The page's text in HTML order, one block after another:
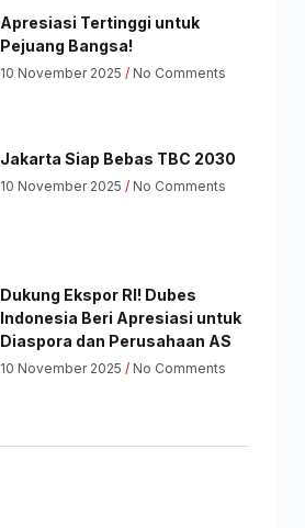
Apresiasi Tertinggi untuk
Pejuang Bangsa!
10 November 2025 No Comments
Jakarta Siap Bebas TBC 2030
10 November 2025 No Comments
Dukung Ekspor RI! Dubes
Indonesia Beri Apresiasi untuk
Diaspora dan Perusahaan AS
10 November 2025 No Comments